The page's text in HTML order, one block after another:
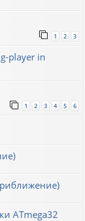
1 2 3
player in
1 2 3 4 5 6
ATmega32